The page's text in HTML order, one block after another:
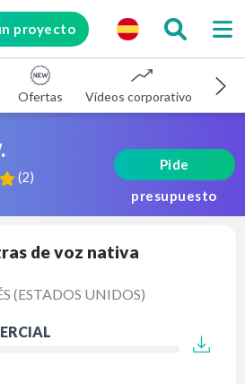
proyecto
Ofertas Vídeos corporativos E-
(2)
Pide
presupuesto
de voz nativa
(ESTADOS UNIDOS)